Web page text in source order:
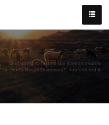
God wants to restore the Korean church.
"Do God's Recall Movement!" You ordered it.